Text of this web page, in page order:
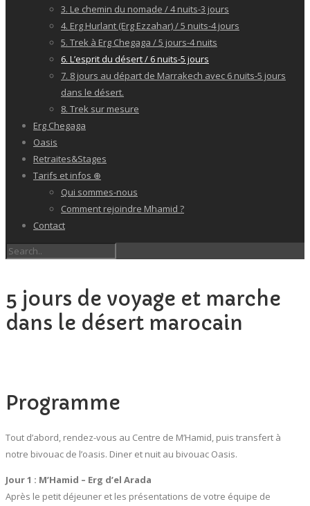
3. Le chemin du nomade / 4 nuits-3 jours
4. Erg Hurlant (Erg Ezzahar) / 5 nuits-4 jours
5. Trek à Erg Chegaga / 5 jours-4 nuits
6. L’esprit du désert / 6 nuits-5 jours
7. 8 jours au départ de Marrakech avec 6 nuits-5 jours
dans le désert.
8. Trek sur mesure
Erg Chegaga
Oasis
Retraites&Stages
Tarifs et infos ⊕
Qui sommes-nous
Comment rejoindre Mhamid ?
Contact
5 jours de voyage et marche
dans le désert marocain
Programme
Tout d’abord, rendez-vous au Centre de M’Hamid, puis transfert à
notre bivouac de l’oasis. Diner et nuit au bivouac Oasis.
Jour 1 : M’Hamid – Erg d’el Arada
Après le petit déjeuner et les présentations de votre équipe de